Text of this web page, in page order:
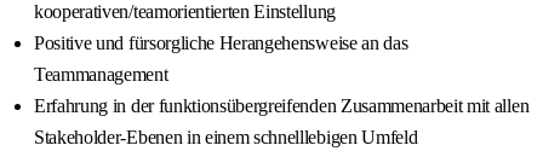
kooperativen/teamorientierten Einstellung
Positive und fürsorgliche Herangehensweise an das
Teammanagement
Erfahrung in der funktionsübergreifenden Zusammenarbeit mit allen
Stakeholder-Ebenen in einem schnelllebigen Umfeld